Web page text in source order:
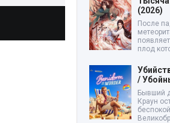
(2026)
После
плод
/
Бывший
Краун